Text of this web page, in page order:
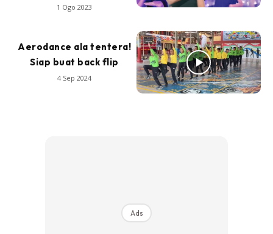
1 Ogo 2023
Aerodance ala tentera!
Siap buat back flip
4 Sep 2024
Ads